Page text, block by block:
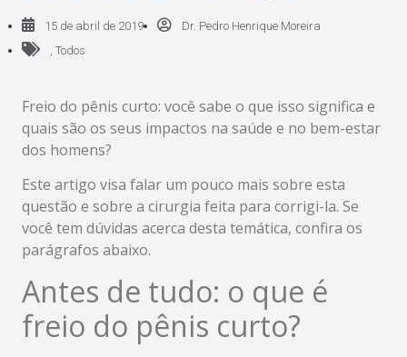
15 de abril de 2019
Dr. Pedro Henrique Moreira
, Todos
Freio do pênis curto: você sabe o que isso significa e
quais são os seus impactos na saúde e no bem-estar
dos homens?
Este artigo visa falar um pouco mais sobre esta
questão e sobre a cirurgia feita para corrigi-la. Se
você tem dúvidas acerca desta temática, confira os
parágrafos abaixo.
Antes de tudo: o que é
freio do pênis curto?